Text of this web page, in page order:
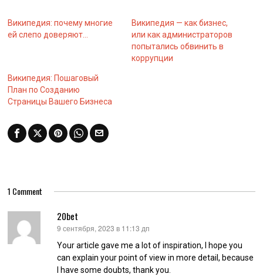
Википедия: почему многие
ей слепо доверяют…
Википедия — как бизнес,
или как администраторов
попытались обвинить в
коррупции
Википедия: Пошаговый
План по Созданию
Страницы Вашего Бизнеса
1 Comment
20bet
:9 сентября, 2023 в 11:13 дп
Your article gave me a lot of inspiration, I hope you
can explain your point of view in more detail, because
I have some doubts, thank you.